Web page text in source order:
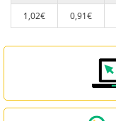
1,02€
0,91€